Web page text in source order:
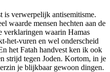
is verwerpelijk antisemitisme.
waarde mensen hechten aan de
verklaringen waarin Hamas
het-vuren en wel onderscheid
het Fatah handvest ken ik ook
strijd tegen Joden. Kortom, in je
je blijkbaar gewoon dingen.